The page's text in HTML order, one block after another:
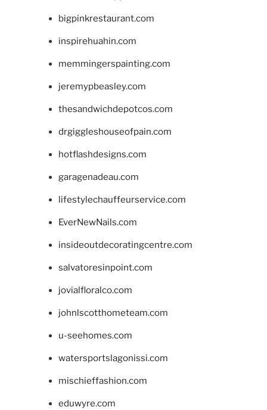
bigpinkrestaurant.com
inspirehuahin.com
memmingerspainting.com
jeremypbeasley.com
thesandwichdepotcos.com
drgiggleshouseofpain.com
hotflashdesigns.com
garagenadeau.com
lifestylechauffeurservice.com
EverNewNails.com
insideoutdecoratingcentre.com
salvatoresinpoint.com
jovialfloralco.com
johnlscotthometeam.com
u-seehomes.com
watersportslagonissi.com
mischieffashion.com
eduwyre.com